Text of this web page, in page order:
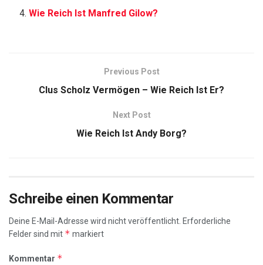
Wie Reich Ist Manfred Gilow?
Previous Post
Clus Scholz Vermögen – Wie Reich Ist Er?
Next Post
Wie Reich Ist Andy Borg?
Schreibe einen Kommentar
Deine E-Mail-Adresse wird nicht veröffentlicht. Erforderliche
Felder sind mit * markiert
Kommentar *